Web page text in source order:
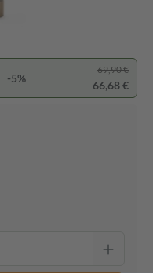
-5%
69,90 €
66,68 €